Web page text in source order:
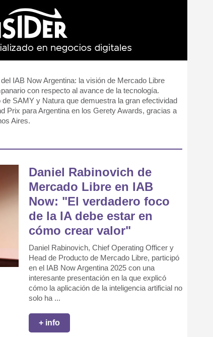
IAB Now Argentina: la visión de Mercado Libre
con respecto al avance de la tecnología.
SAMY y Natura que demuestra la gran efectividad
Prix para Argentina en los Gerety Awards, gracias a
Aires.
Daniel Rabinovich de
Mercado Libre en IAB
Now: "El verdadero foco
de la IA debe estar en
cómo crear valor"
Daniel Rabinovich, Chief Operating Officer y
Head de Producto de Mercado Libre, participó
en el IAB Now Argentina 2025 con una
interesante presentación en la que explicó
cómo la aplicación de la inteligencia artificial no
solo ha ...
+ info